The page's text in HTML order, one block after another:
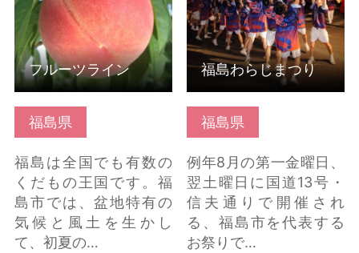
福島県
福島は全国でも有数の
くだもの王国です。福
島市では、盆地特有の
気候と風土を生かし
て、初夏の…
フルーツライン
福島県
例年8月の第一金曜日、
翌土曜日に国道13号・
信夫通りで開催され
る、福島市を代表する
お祭りで…
福島わらじまつり